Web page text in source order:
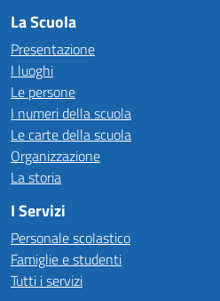
La Scuola
Presentazione
I luoghi
Le persone
I numeri della scuola
Le carte della scuola
Organizzazione
La storia
I Servizi
Personale scolastico
Famiglie e studenti
Tutti i servizi